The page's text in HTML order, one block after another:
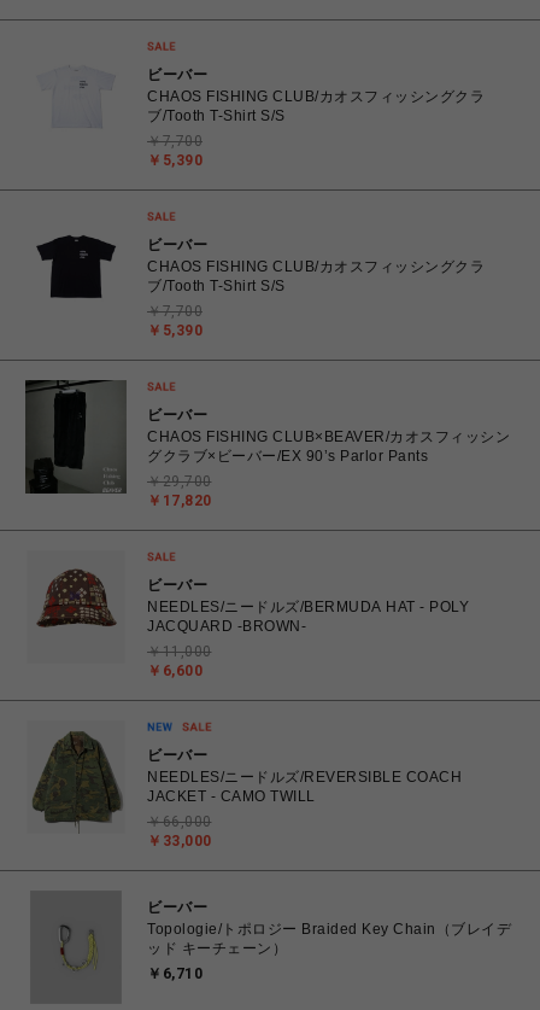
ビーバー
CHAOS FISHING CLUB/カオスフィッシングクラ
ブ/Tooth T-Shirt S/S
￥5,390
￥7,700
ビーバー
CHAOS FISHING CLUB/カオスフィッシングクラ
ブ/Tooth T-Shirt S/S
￥5,390
￥7,700
ビーバー
CHAOS FISHING CLUB×BEAVER/カオスフィッシン
グクラブ×ビーバー/EX 90’s Parlor Pants
￥17,820
￥29,700
ビーバー
NEEDLES/ニードルズ/BERMUDA HAT - POLY
JACQUARD -BROWN-
￥6,600
￥11,000
ビーバー
NEEDLES/ニードルズ/REVERSIBLE COACH
JACKET - CAMO TWILL
￥33,000
￥66,000
ビーバー
Topologie/トポロジー Braided Key Chain（ブレイデ
ッド キーチェーン）
￥6,710